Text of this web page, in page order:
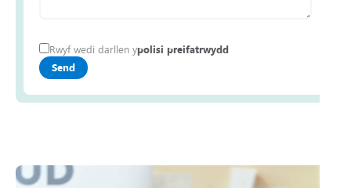
Rwyf wedi darllen ypolisi preifatrwydd